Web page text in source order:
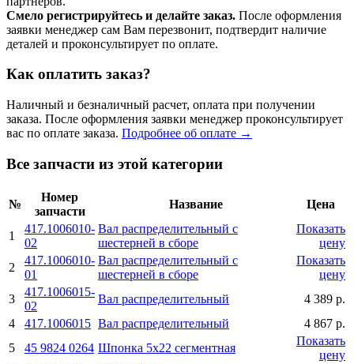
Смело регистрируйтесь и делайте заказ. После оформления
заявки менеджер сам Вам перезвонит, подтвердит наличие
деталей и проконсультирует по оплате.
Как оплатить заказ?
Наличный и безналичный расчет, оплата при получении
заказа. После оформления заявки менеджер проконсультирует
вас по оплате заказа. Подробнее об оплате →
Все запчасти из этой категории
№
Номер
запчасти
Название Цена
1
417.1006010-
02
Вал распределительный с
шестерней в сборе
Показать
цену
2
417.1006010-
01
Вал распределительный с
шестерней в сборе
Показать
цену
3
417.1006015-
02
Вал распределительный
4 389 р.
4
417.1006015 Вал распределительный
4 867 р.
5
45 9824 0264 Шпонка 5x22 сегментная
Показать
цену